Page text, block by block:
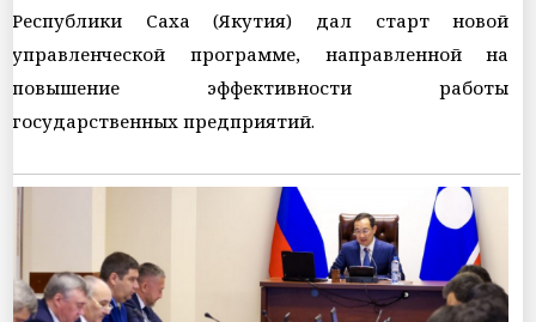
Республики Саха (Якутия) дал старт новой
управленческой программе, направленной на
повышение эффективности работы
государственных предприятий.